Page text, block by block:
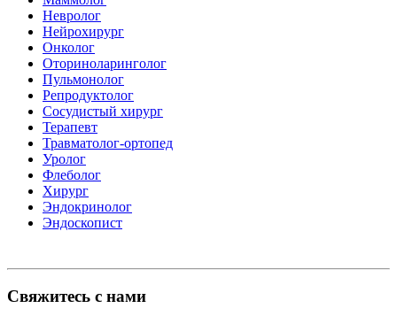
Невролог
Нейрохирург
Онколог
Оториноларинголог
Пульмонолог
Репродуктолог
Сосудистый хирург
Терапевт
Травматолог-ортопед
Уролог
Флеболог
Хирург
Эндокринолог
Эндоскопист
Свяжитесь с нами